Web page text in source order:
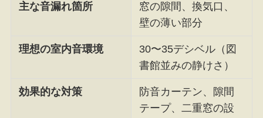
主な音漏れ箇所
窓の隙間、換気口、
壁の薄い部分
理想の室内音環境
30〜35デシベル（図
書館並みの静けさ）
効果的な対策
防音カーテン、隙間
テープ、二重窓の設